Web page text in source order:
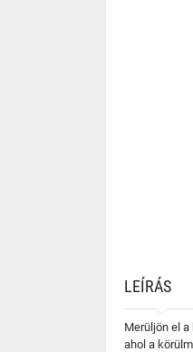
LEÍRÁS
Merüljön el
ahol a